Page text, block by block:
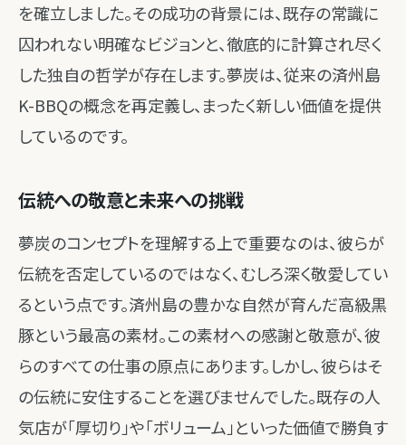
を確立しました。その成功の背景には、既存の常識に
囚われない明確なビジョンと、徹底的に計算され尽く
した独自の哲学が存在します。夢炭は、従来の済州島
K-BBQの概念を再定義し、まったく新しい価値を提供
しているのです。
伝統への敬意と未来への挑戦
夢炭のコンセプトを理解する上で重要なのは、彼らが
伝統を否定しているのではなく、むしろ深く敬愛してい
るという点です。済州島の豊かな自然が育んだ高級黒
豚という最高の素材。この素材への感謝と敬意が、彼
らのすべての仕事の原点にあります。しかし、彼らはそ
の伝統に安住することを選びませんでした。既存の人
気店が「厚切り」や「ボリューム」といった価値で勝負す